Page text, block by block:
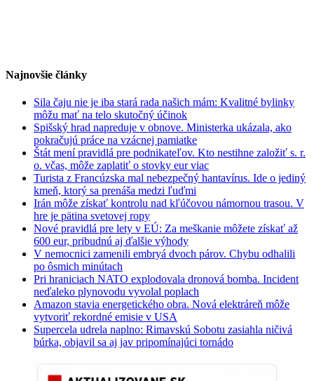
Najnovšie články
Sila čaju nie je iba stará rada našich mám: Kvalitné bylinky
môžu mať na telo skutočný účinok
Spišský hrad napreduje v obnove. Ministerka ukázala, ako
pokračujú práce na vzácnej pamiatke
Štát mení pravidlá pre podnikateľov. Kto nestihne založiť s. r.
o. včas, môže zaplatiť o stovky eur viac
Turista z Francúzska mal nebezpečný hantavírus. Ide o jediný
kmeň, ktorý sa prenáša medzi ľuďmi
Irán môže získať kontrolu nad kľúčovou námornou trasou. V
hre je pätina svetovej ropy
Nové pravidlá pre lety v EÚ: Za meškanie môžete získať až
600 eur, pribudnú aj ďalšie výhody
V nemocnici zamenili embryá dvoch párov. Chybu odhalili
po ôsmich minútach
Pri hraniciach NATO explodovala dronová bomba. Incident
neďaleko plynovodu vyvolal poplach
Amazon stavia energetického obra. Nová elektráreň môže
vytvoriť rekordné emisie v USA
Supercela udrela naplno: Rimavskú Sobotu zasiahla ničivá
búrka, objavil sa aj jav pripomínajúci tornádo